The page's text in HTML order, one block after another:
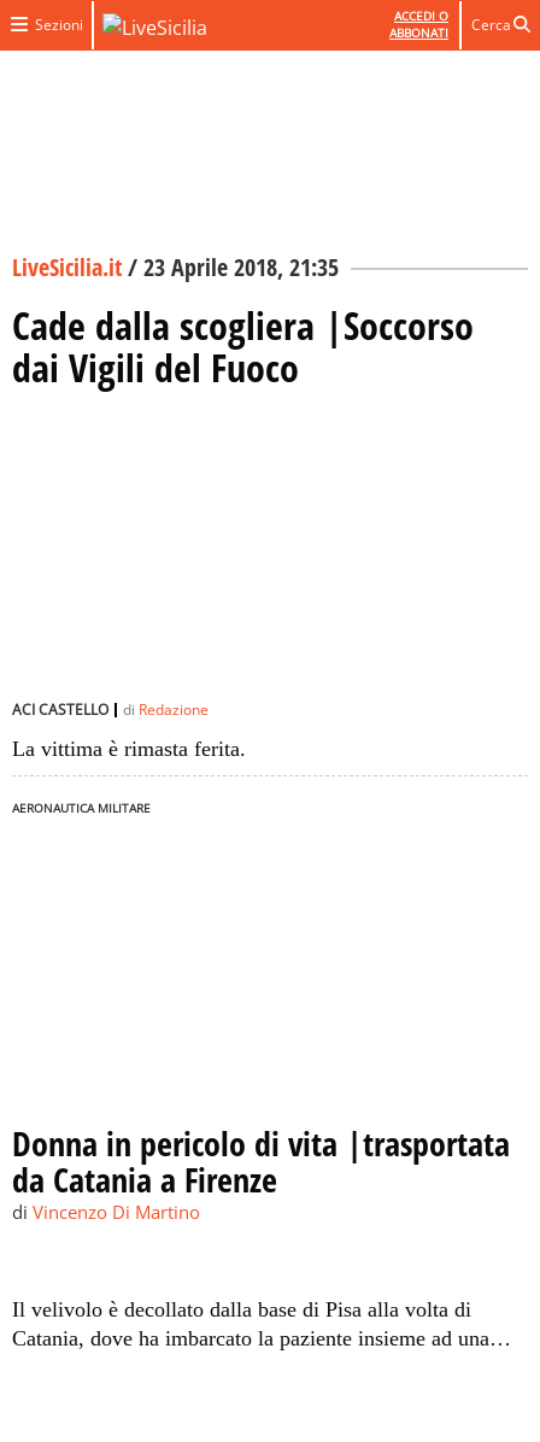
Sezioni
ACCEDI O
ABBONATI
Cerca
LiveSicilia.it/23 Aprile 2018, 21:35
Cade dalla scogliera |Soccorso
dai Vigili del Fuoco
ACI CASTELLO di Redazione
La vittima è rimasta ferita.
AERONAUTICA MILITARE
Donna in pericolo di vita |trasportata
da Catania a Firenze
di Vincenzo Di Martino
Il velivolo è decollato dalla base di Pisa alla volta di
Catania, dove ha imbarcato la paziente insieme ad una